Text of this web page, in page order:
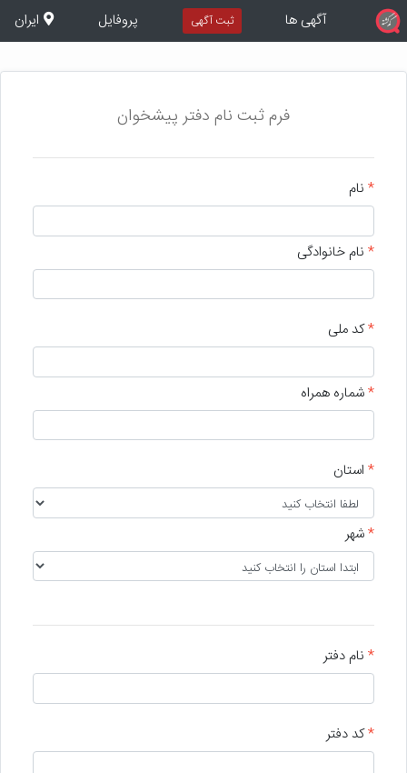
آگهی ها ثبت آگهی پروفایل ایران
فرم ثبت نام دفتر پیشخوان
* نام
* نام خانوادگی
*کد ملی
*شماره همراه
* استان
*شهر
* نام دفتر
*کد دفتر